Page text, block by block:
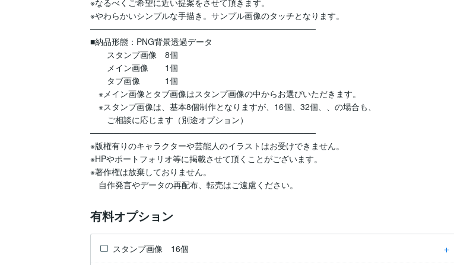
※なるべくご希望に近い提案をさせて頂きます。
※やわらかいシンプルな手描き。サンプル画像のタッチとなります。
──────────────────────────────────────
■納品形態：PNG背景透過データ
スタンプ画像　8個
メイン画像　　1個
タブ画像　　　1個
※メイン画像とタブ画像はスタンプ画像の中からお選びいただきます。
※スタンプ画像は、基本8個制作となりますが、16個、32個、、の場合も、
ご相談に応じます（別途オプション）
──────────────────────────────────────
※版権有りのキャラクターや芸能人のイラストはお受けできません。
※HPやポートフォリオ等に掲載させて頂くことがございます。
※著作権は放棄しておりません。
自作発言やデータの再配布、転売はご遠慮ください。
有料オプション
スタンプ画像 16個 ＋